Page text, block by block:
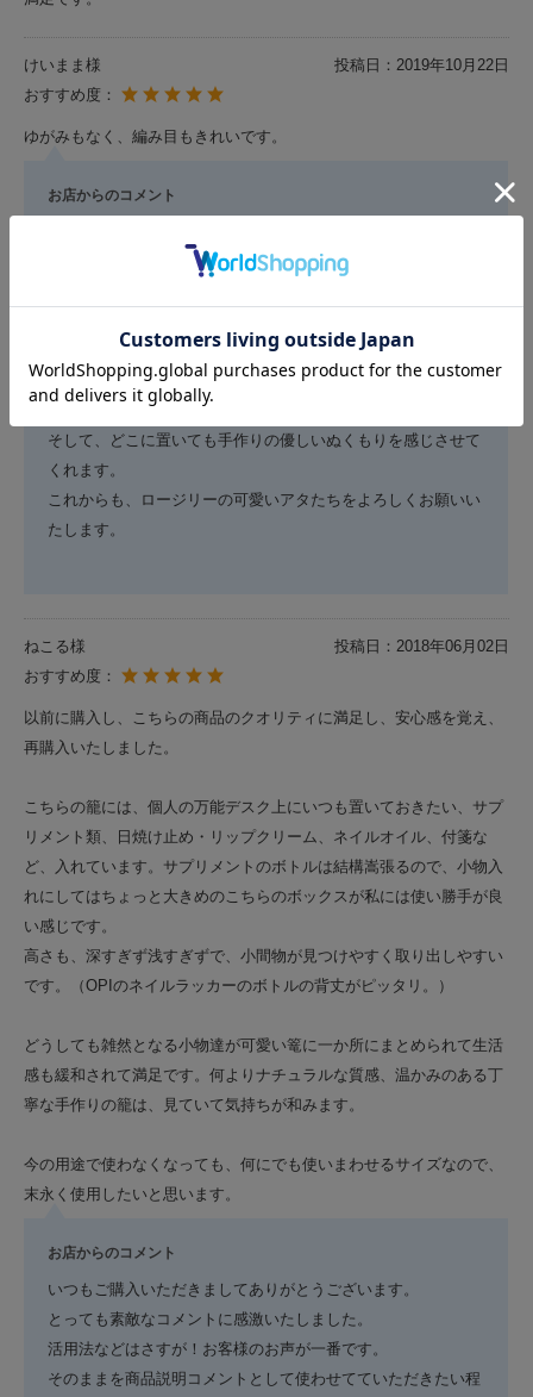
けいまま様 投稿日： 2019年10月22日
おすすめ度：
ゆがみもなく、編み目もきれいです。
お店からのコメント
いつもロージリーをご利用いただきまして、ありがとうござい
お誉めいただいて、とても嬉しいです。
正方形小物入れSは、なにを入れても可愛いですよね！
そして、どこに置いても手作りの優しいぬくもりを感じさせて
くれます。
これからも、ロージリーの可愛いアタたちをよろしくお願いい
たします。
ねこる様 投稿日： 2018年06月02日
おすすめ度：
以前に購入し、こちらの商品のクオリティに満足し、安心感を覚え、
再購入いたしました。
こちらの籠には、個人の万能デスク上にいつも置いておきたい、サプ
リメント類、日焼け止め・リップクリーム、ネイルオイル、付箋な
ど、入れています。サプリメントのボトルは結構嵩張るので、小物入
れにしてはちょっと大きめのこちらのボックスが私には使い勝手が良
い感じです。
高さも、深すぎず浅すぎずで、小間物が見つけやすく取り出しやすい
です。（OPIのネイルラッカーのボトルの背丈がピッタリ。）
どうしても雑然となる小物達が可愛い篭に一か所にまとめられて生活
感も緩和されて満足です。何よりナチュラルな質感、温かみのある丁
寧な手作りの籠は、見ていて気持ちが和みます。
今の用途で使わなくなっても、何にでも使いまわせるサイズなので、
末永く使用したいと思います。
お店からのコメント
いつもご購入いただきましてありがとうございます。
とっても素敵なコメントに感激いたしました。
活用法などはさすが！お客様のお声が一番です。
そのままを商品説明コメントとして使わせてていただきたい程